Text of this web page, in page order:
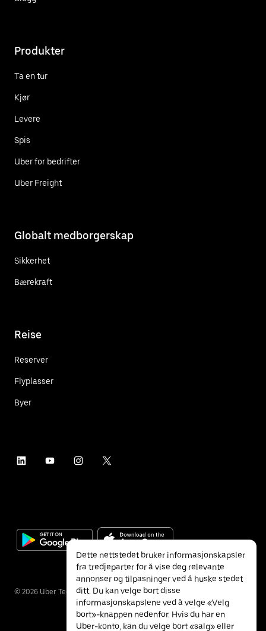
Produkter
Ta en tur
Kjør
Levere
Spis
Uber for bedrifter
Uber Freight
Globalt medborgerskap
Sikkerhet
Bærekraft
Reise
Reserver
Flyplasser
Byer
© 2026 Uber Technologies Inc.
Dette nettstedet bruker informasjonskapsler
fra tredjeparter for å vise deg relevante
annonser og tilpasninger ved å huske stedet
ditt. Du kan velge bort disse
informasjonskapslene ved å velge «Velg
bort»-knappen nedenfor. Hvis du har en
Uber-konto, kan du velge bort «salg» eller